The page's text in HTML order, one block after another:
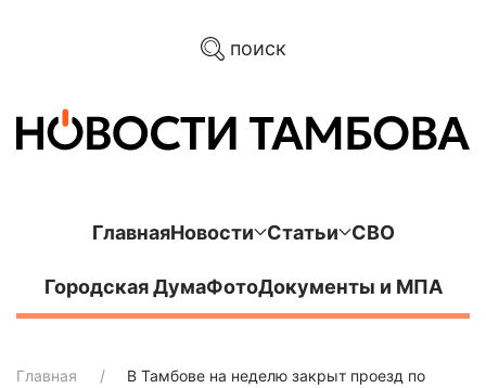
поиск
ГлавнаяНовости Статьи СВО
Городская ДумаФотоДокументы и МПА
Главная
В Тамбове на неделю закрыт проезд по